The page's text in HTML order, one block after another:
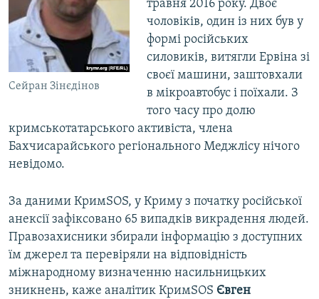
Сейран Зінєдінов
травня 2016 року. Двоє
чоловіків, один із них був у
формі російських
силовиків, витягли Ервіна зі
своєї машини, заштовхали
в мікроавтобус і поїхали. З
того часу про долю
кримськотатарського активіста, члена
Бахчисарайського регіонального Меджлісу нічого
невідомо.
За даними КримSOS, у Криму з початку російської
анексії зафіксовано 65 випадків викрадення людей.
Правозахисники збирали інформацію з доступних
їм джерел та перевіряли на відповідність
міжнародному визначенню насильницьких
зникнень, каже аналітик КримSOS Євген